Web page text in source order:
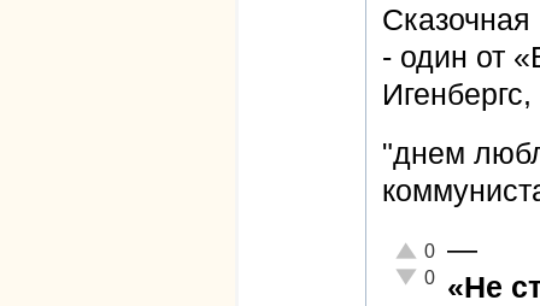
- один от
"днем
Отлично!
0
Неадекватно!
0
—
«Не